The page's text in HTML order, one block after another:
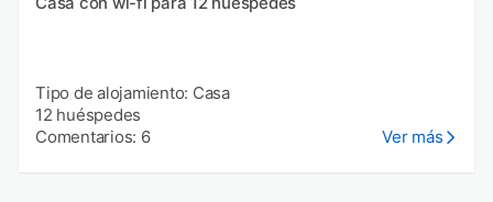
Tipo de alojamiento: Casa
12 huéspedes
Comentarios: 6
Ver más